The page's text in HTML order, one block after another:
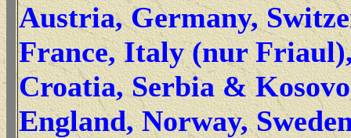
Austria, Germany,
France, Italy (nur
Croatia, Serbia &
England, Norway,